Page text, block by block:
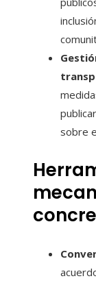
sobre